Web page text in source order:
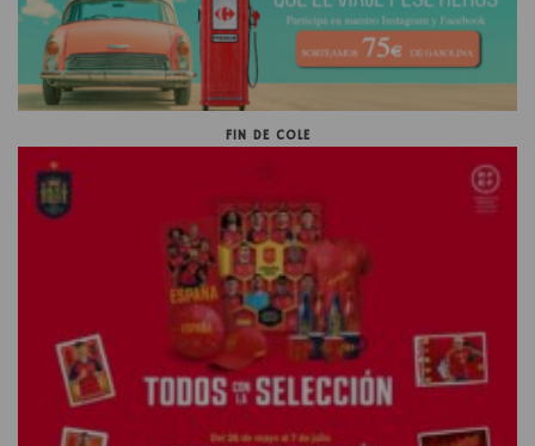
FIN DE COLE